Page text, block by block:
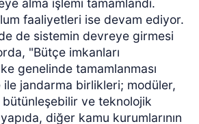
faaliyetleri ise devam ediyor.
de sistemin devreye girmesi
"Bütçe imkanları
genelinde tamamlanması
jandarma birlikleri; modüler,
ve teknolojik
diğer kamu kurumlarının